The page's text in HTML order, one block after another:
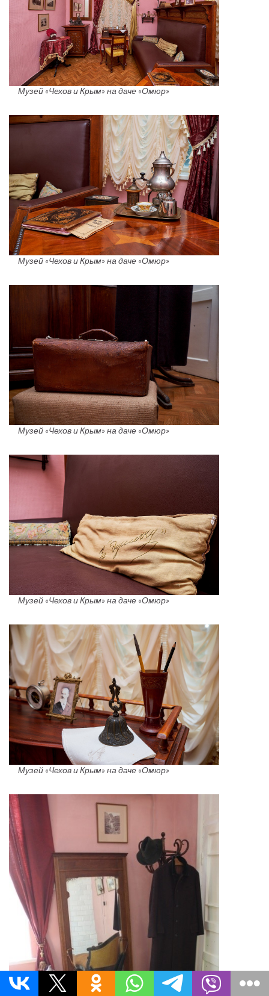
Музей «Чехов и Крым» на даче «Омюр»
Музей «Чехов и Крым» на даче «Омюр»
Музей «Чехов и Крым» на даче «Омюр»
Музей «Чехов и Крым» на даче «Омюр»
Музей «Чехов и Крым» на даче «Омюр»